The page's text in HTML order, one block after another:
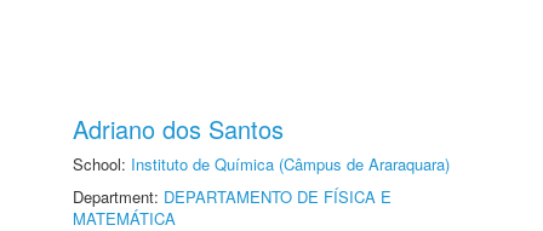
Adriano dos Santos
School: Instituto de Química (Câmpus de Araraquara)
Department: DEPARTAMENTO DE FÍSICA E
MATEMÁTICA